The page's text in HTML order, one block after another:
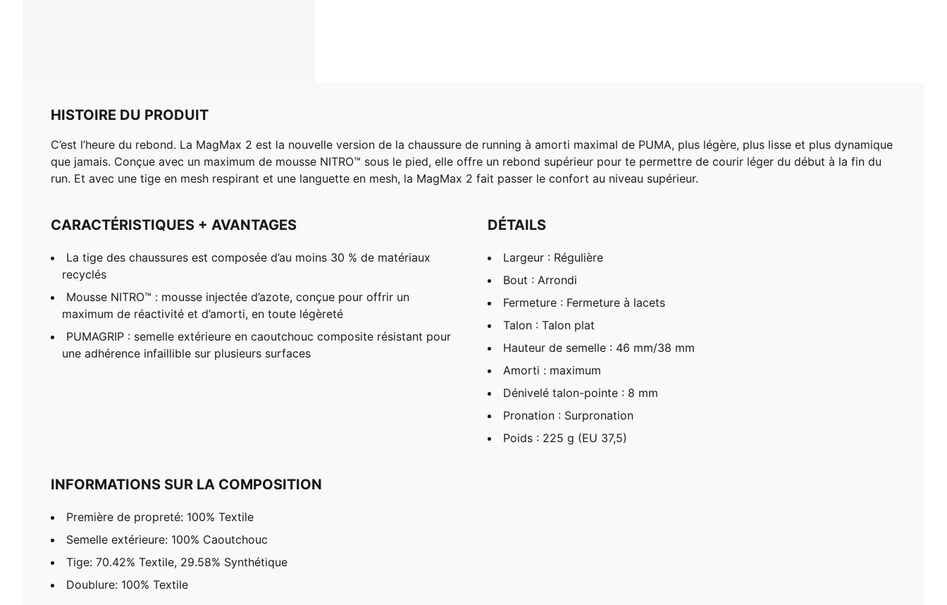
HISTOIRE DU PRODUIT
C’est l’heure du rebond. La MagMax 2 est la nouvelle version de la chaussure de running à amorti maximal de PUMA, plus légère, plus lisse et plus dynamique
que jamais. Conçue avec un maximum de mousse NITRO™ sous le pied, elle offre un rebond supérieur pour te permettre de courir léger du début à la fin du
run. Et avec une tige en mesh respirant et une languette en mesh, la MagMax 2 fait passer le confort au niveau supérieur.
CARACTÉRISTIQUES + AVANTAGES
La tige des chaussures est composée d’au moins 30 % de matériaux
recyclés
Mousse NITRO™ : mousse injectée d’azote, conçue pour offrir un
maximum de réactivité et d’amorti, en toute légèreté
PUMAGRIP : semelle extérieure en caoutchouc composite résistant pour
une adhérence infaillible sur plusieurs surfaces
DÉTAILS
Largeur : Régulière
Bout : Arrondi
Fermeture : Fermeture à lacets
Talon : Talon plat
Hauteur de semelle : 46 mm/38 mm
Amorti : maximum
Dénivelé talon-pointe : 8 mm
Pronation : Surpronation
Poids : 225 g (EU 37,5)
INFORMATIONS SUR LA COMPOSITION
Première de propreté: 100% Textile
Semelle extérieure: 100% Caoutchouc
Tige: 70.42% Textile, 29.58% Synthétique
Doublure: 100% Textile